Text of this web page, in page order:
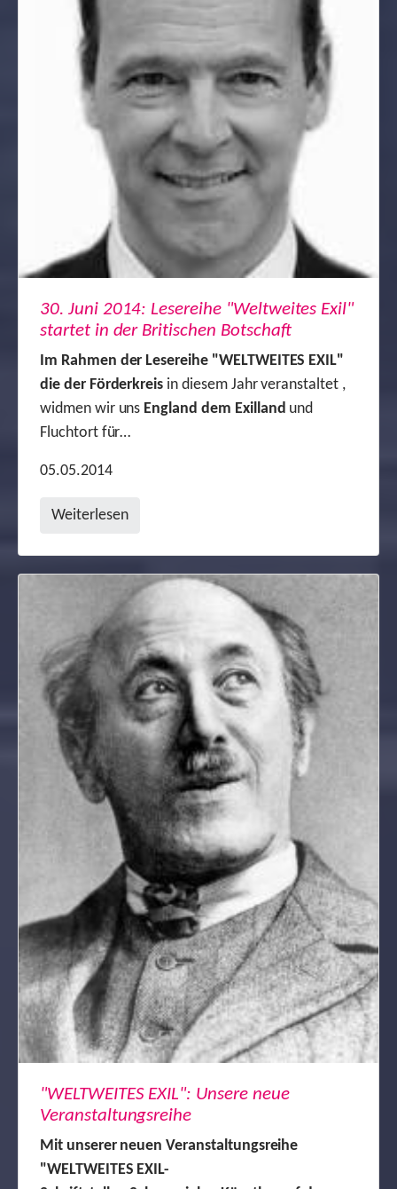
30. Juni 2014: Lesereihe "Weltweites Exil"
startet in der Britischen Botschaft
Im Rahmen der Lesereihe "WELTWEITES EXIL"
die der Förderkreis in diesem Jahr veranstaltet ,
widmen wir uns England dem Exilland und
Fluchtort für…
05.05.2014
Weiterlesen
"WELTWEITES EXIL": Unsere neue
Veranstaltungsreihe
Mit unserer neuen Veranstaltungsreihe
"WELTWEITES EXIL-